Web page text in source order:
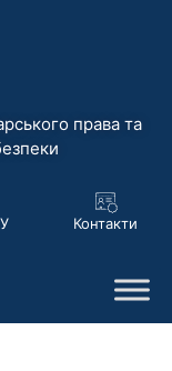
права та
Контакти